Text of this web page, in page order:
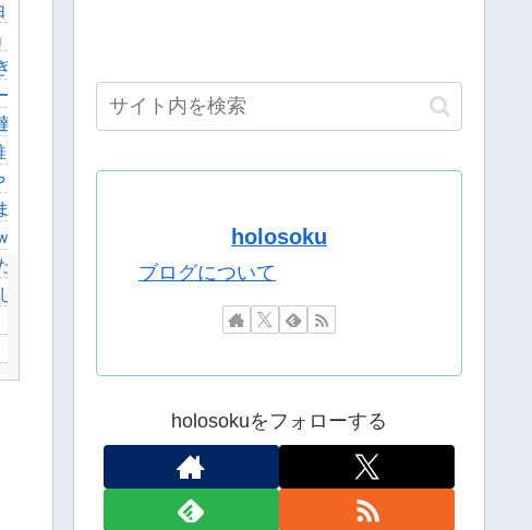
ｗ
か……最悪。深いし」
け
この人がなぜか過小評価されてる理由
て不評になるwwwwwwwwww
本編そっちのけで極悪ミニゲームを極めようとする
！『先生もう笑うしかなくなっとりますやん』『とんでもないバ
ナイン発表会」発表へ！8名が推しキャラクターの魅力を語り合
ってるお隣の新作ソシャゲを頑なにやらない……
ったようやね…
ｗｗｗｗ
結果……
！
holosoku
ブログについて
holosokuをフォローする